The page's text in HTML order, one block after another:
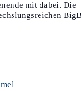
mit dabei. Die